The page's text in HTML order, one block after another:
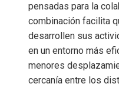
pensadas para la
combinación facilita
desarrollen sus
en un entorno más
menores
cercanía entre los